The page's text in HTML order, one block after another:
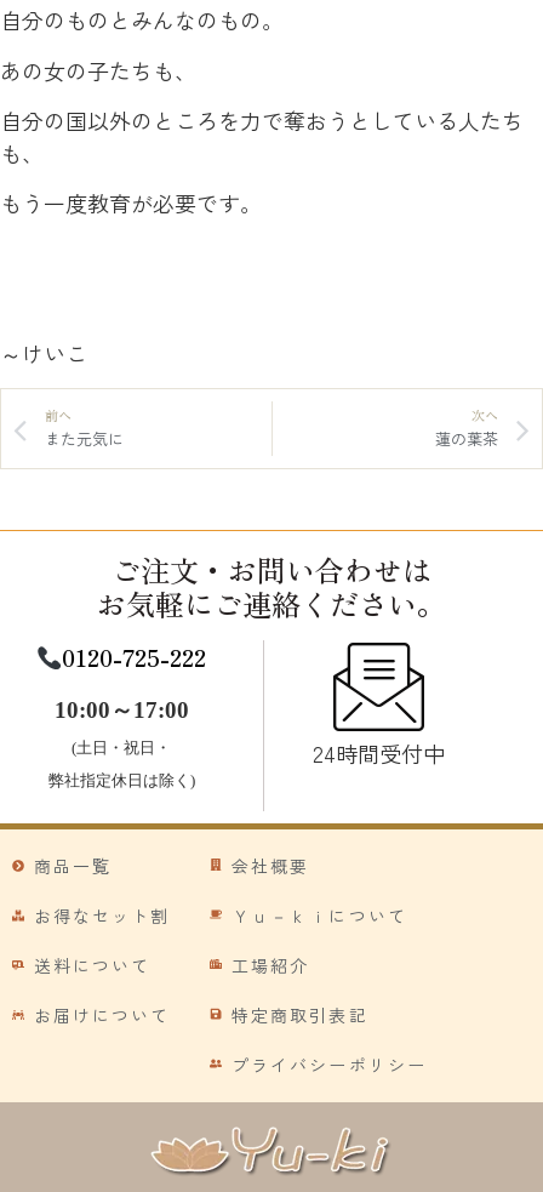
自分のものとみんなのもの。
あの女の子たちも、
自分の国以外のところを力で奪おうとしている人たち
も、
もう一度教育が必要です。
～けいこ
前へ
また元気に
次へ
蓮の葉茶
ご注文・お問い合わせは
お気軽にご連絡ください。
0120-725-222
10:00～17:00
(土日・祝日・
弊社指定休日は除く)
24時間受付中
商品一覧
お得なセット割
送料について
お届けについて
会社概要
Ｙｕ－ｋｉについて
工場紹介
特定商取引表記
プライバシーポリシー